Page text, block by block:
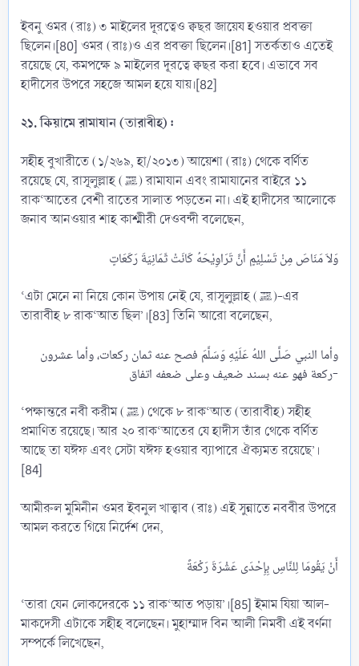
ইবনু ওমর (রাঃ) ৩ মাইলের দূরত্বেও ক্বছর জায়েয হওয়ার প্রবক্তা
ছিলেন।[80] ওমর (রাঃ)ও এর প্রবক্তা ছিলেন।[81] সতর্কতাও এতেই
রয়েছে যে, কমপক্ষে ৯ মাইলের দূরত্বে ক্বছর করা হবে। এভাবে সব
হাদীসের উপরে সহজে আমল হয়ে যায়।[82]
২১. কিয়ামে রামাযান (তারাবীহ) :
সহীহ বুখারীতে (১/২৬৯, হা/২০১৩) আয়েশা (রাঃ) থেকে বর্ণিত
রয়েছে যে, রাসূলুল্লাহ (ﷺ) রামাযান এবং রামাযানের বাইরে ১১
রাক‘আতের বেশী রাতের সালাত পড়তেন না। এই হাদীসের আলোকে
জনাব আনওয়ার শাহ কাশ্মীরী দেওবন্দী বলেছেন,
‘এটা মেনে না নিয়ে কোন উপায় নেই যে, রাসূলুল্লাহ (ﷺ)-এর
তারাবীহ ৮ রাক‘আত ছিল’।[83] তিনি আরো বলেছেন,
وأما النبي صَلَّى اللهُ عَلَيْهِ وَسَلَّمَ فصح عنه ثمان ركعات، وأما عشرون
ركعة فهو عنه بسند ضعيف وعلى ضعفه اتفاق-​
‘পক্ষান্তরে নবী করীম (ﷺ) থেকে ৮ রাক‘আত (তারাবীহ) সহীহ
প্রমাণিত রয়েছে। আর ২০ রাক‘আতের যে হাদীস তাঁর থেকে বর্ণিত
আছে তা যঈফ এবং সেটা যঈফ হওয়ার ব্যাপারে ঐক্যমত রয়েছে’।
[84]
আমীরুল মুমিনীন ওমর ইবনুল খাত্ত্বাব (রাঃ) এই সুন্নাতে নববীর উপরে
আমল করতে গিয়ে নির্দেশ দেন,
‘তারা যেন লোকদেরকে ১১ রাক‘আত পড়ায়’।[85] ইমাম যিয়া আল-
মাকদেসী এটাকে সহীহ বলেছেন। মুহাম্মাদ বিন আলী নিমবী এই বর্ণনা
সম্পর্কে লিখেছেন,